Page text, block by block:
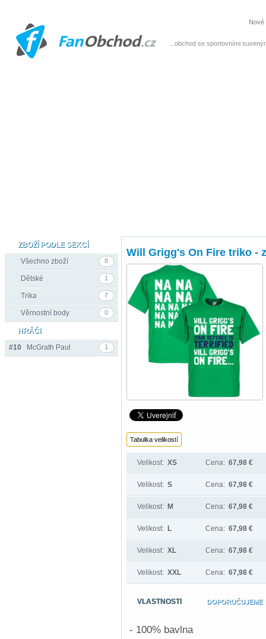
...obchod se sportovními
Nové
ZBOŽÍ PODLE SEKCÍ
Všechno zboží
8
Dětské 1
Trika 7
Věrnostní body 0
HRÁČI
#10
McGrath Paul 1
Will Grigg's On Fire triko -
Tabulka velikostí
Velikost: XS Cena: 67,98 €
Velikost: S Cena: 67,98 €
Velikost: M Cena: 67,98 €
Velikost: L Cena: 67,98 €
Velikost: XL Cena: 67,98 €
Velikost: XXL Cena: 67,98 €
VLASTNOSTI DOPORUČUJEME
- 100% bavlna